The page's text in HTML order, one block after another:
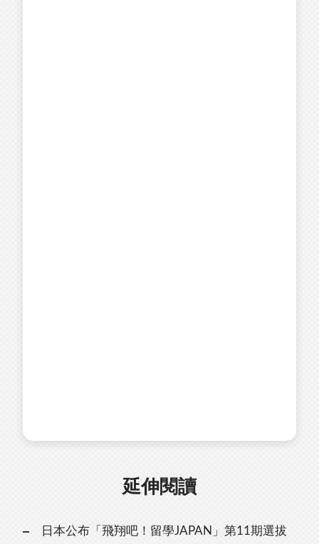
延伸閱讀
日本公布「飛翔吧！留學JAPAN」第11期選拔